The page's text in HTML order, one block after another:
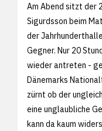
Am Abend sitzt der
Sigurdsson beim
der
Gegner. Nur 20
wieder antreten -
Dänemarks
zürnt ob der
eine unglaubliche
kann da kaum